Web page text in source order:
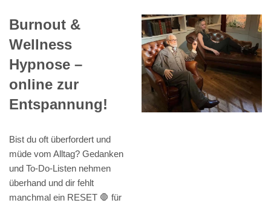
Burnout &
Wellness
Hypnose –
online zur
Entspannung!
Bist du oft überfordert und
müde vom Alltag? Gedanken
und To-Do-Listen nehmen
überhand und dir fehlt
manchmal ein RESET 🛑 für